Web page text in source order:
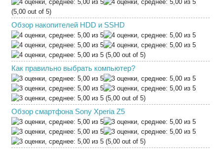
(5,00 out of 5)
Обзор накопителей HDD и SSHD
(5,00 out of 5)
Как правильно выбрать компьютер?
(5,00 out of 5)
Обзор смартфона Sony Xperia Z5
(5,00 out of 5)